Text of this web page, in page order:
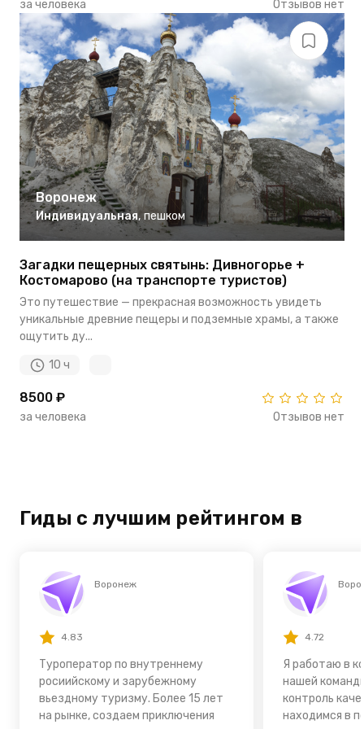
за человека Отзывов нет
Воронеж
Индивидуальная, пешком
Загадки пещерных святынь: Дивногорье +
Костомарово (на транспорте туристов)
Это путешествие — прекрасная возможность увидеть
уникальные древние пещеры и подземные храмы, а также
ощутить ду...
10 ч
8500 ₽
за человека Отзывов нет
Гиды с лучшим рейтингом в
Воронеж
4.83
Туроператор по внутреннему
росиийскому и зарубежному
вьездному туризму. Более 15 лет
на рынке, создаем приключения
4.72
Я работаю в
нашей
контроль
находимся в